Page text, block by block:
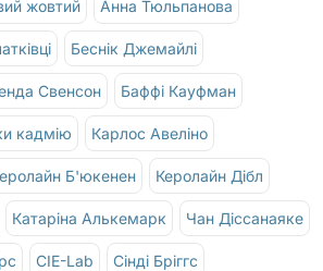
жовтий Анна Тюльпанова
Беснік Джемайлі
Свенсон Баффі Кауфман
кадмію Карлос Авеліно
Б'юкенен Керолайн Дібл
Катаріна Алькемарк Чан Діссанаяке
CIE-Lab Сінді Бріггс